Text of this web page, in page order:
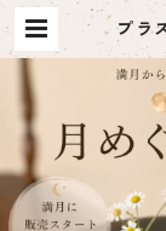
プラ
ペシ
ス・